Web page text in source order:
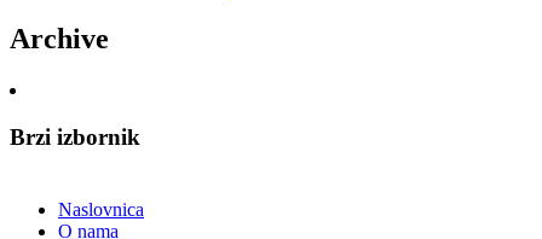
Archive
Brzi izbornik
Naslovnica
O nama